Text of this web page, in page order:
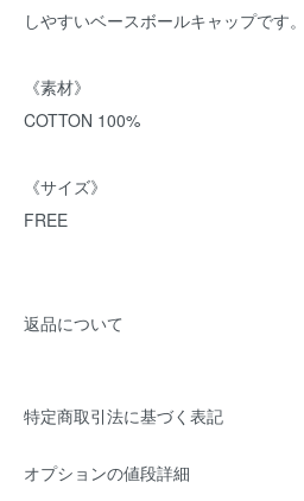
しやすいベースボールキャップです。
《素材》
COTTON 100%
《サイズ》
FREE
返品について
特定商取引法に基づく表記
オプションの値段詳細